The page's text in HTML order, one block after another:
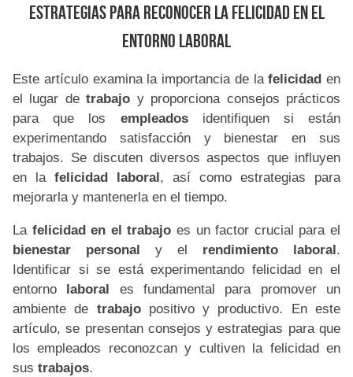
Estrategias para Reconocer la Felicidad en el
Entorno Laboral
Este artículo examina la importancia de lafelicidad en
el lugar detrabajo y proporciona consejos prácticos
para que los empleadosidentifiquen si están
experimentando satisfacción y bienestar en sus
trabajos. Se discuten diversos aspectos que influyen
en la felicidad laboral, así como estrategias para
mejorarla y mantenerla en el tiempo.
La felicidad en el trabajo es un factor crucial para el
bienestar personal y el rendimiento laboral.
Identificar si se está experimentando felicidad en el
entorno laboral es fundamental para promover un
ambiente de trabajopositivo y productivo. En este
artículo, se presentan consejos y estrategias para que
los empleados reconozcan y cultiven la felicidad en
sus trabajos.